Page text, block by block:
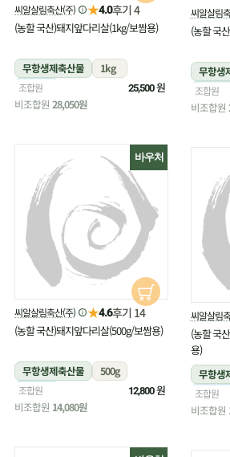
씨알살림축산(주) ★4.0후기 4
(농할 국산)돼지앞다리살(1kg/보쌈용)
무항생제축산물
1kg
냉장
조합원 25,500원
비조합원 28,050원
씨알살림
(농할 국
무항생
냉장
조합원
비조합원
바우처
씨알살림축산(주) ★4.6후기 14
(농할 국산)돼지앞다리살(500g/보쌈용)
무항생제축산물
500g
냉장
조합원 12,800원
비조합원 14,080원
씨알살림
(농할 국
용)
무항생
냉장
조합원
비조합원